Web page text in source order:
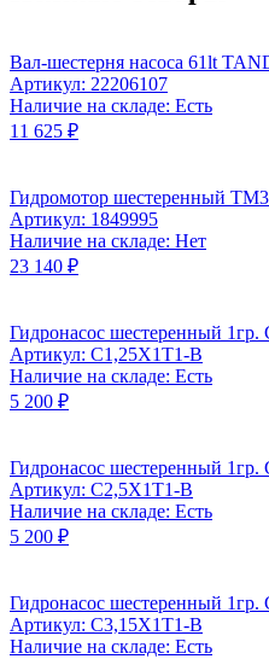
Вал-шестерня насоса 61lt
Артикул: 22206107
Наличие на складе: Есть
11 625 ₽
Гидромотор шестеренный
Артикул: 1849995
Наличие на складе: Нет
23 140 ₽
Гидронасос шестеренный 1гр.
Артикул: C1,25X1T1-B
Наличие на складе: Есть
5 200 ₽
Гидронасос шестеренный 1гр.
Артикул: C2,5X1T1-B
Наличие на складе: Есть
5 200 ₽
Гидронасос шестеренный 1гр.
Артикул: C3,15X1T1-B
Наличие на складе: Есть